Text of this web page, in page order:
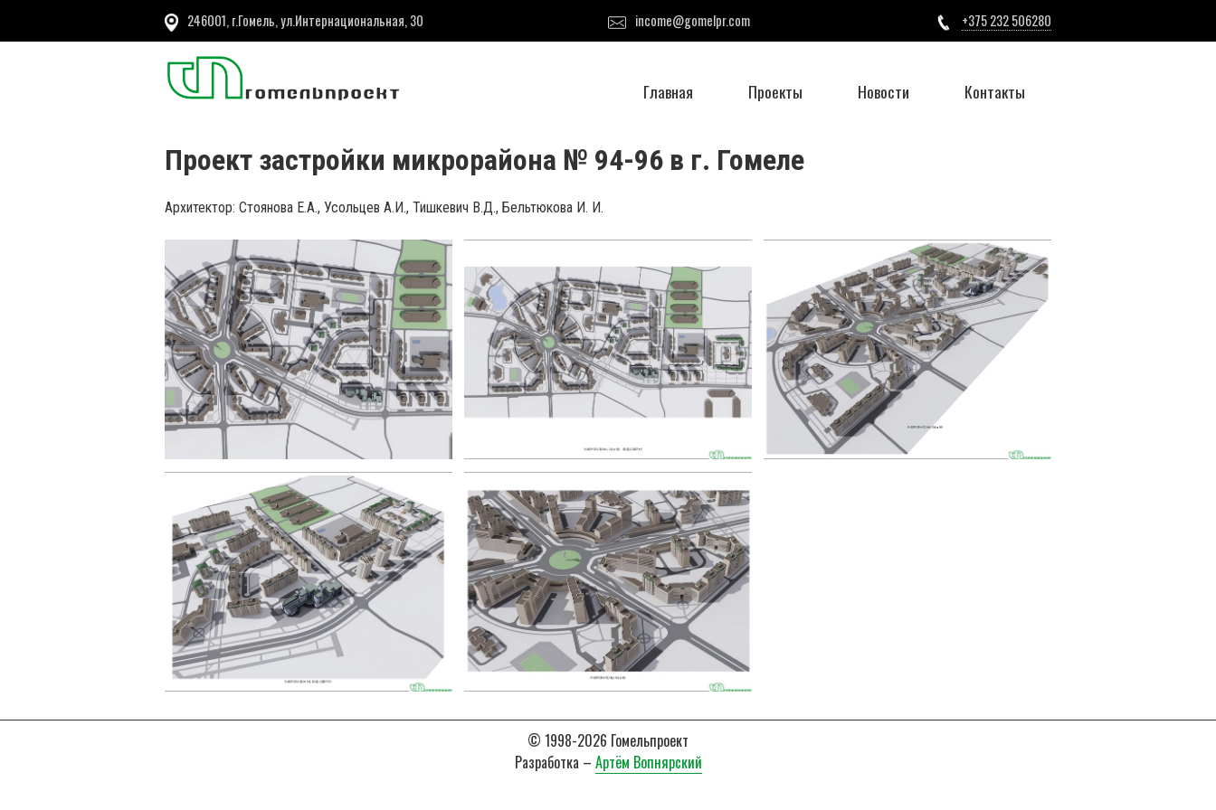
246001, г.Гомель, ул.Интернациональная, 30 income@gomelpr.com +375 232 506280
Главная Проекты Новости Контакты
Проект застройки микрорайона № 94-96 в г. Гомеле
Архитектор: Стоянова Е.А., Усольцев А.И., Тишкевич В.Д., Бельтюкова И. И.
© 1998-2026 Гомельпроект
Разработка – Артём Вопнярский